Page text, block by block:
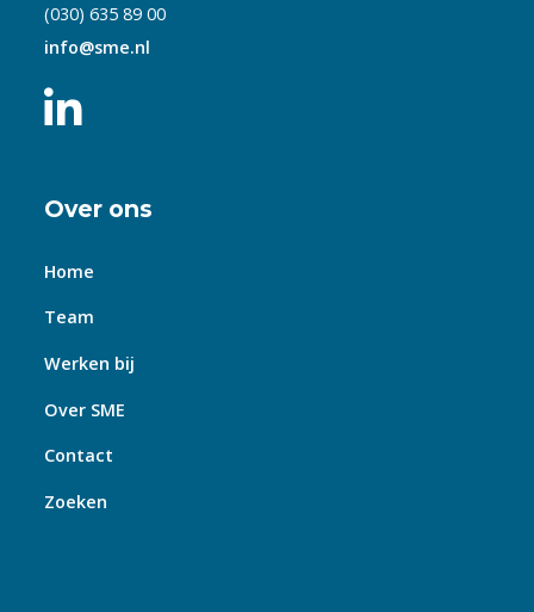
(030) 635 89 00
info@sme.nl
Over ons
Home
Team
Werken bij
Over SME
Contact
Zoeken